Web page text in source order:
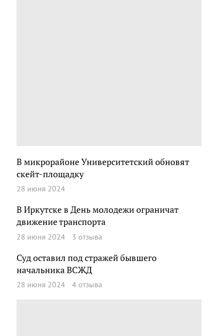
В микрорайоне Университетский обновят
скейт-площадку
28 июня 2024
В Иркутске в День молодежи ограничат
движение транспорта
28 июня 2024 3 отзыва
Суд оставил под стражей бывшего
начальника ВСЖД
28 июня 2024 4 отзыва